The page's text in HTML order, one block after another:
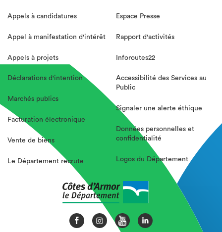
Appels à candidatures
Appel à manifestation d'intérêt
Appels à projets
Déclarations d'intention
Marchés publics
Facturation électronique
Vente de biens
Le Département recrute
Espace Presse
Rapport d'activités
Inforoutes22
Accessibilité des Services au
Public
Signaler une alerte éthique
Données personnelles et
confidentialité
Logos du Département